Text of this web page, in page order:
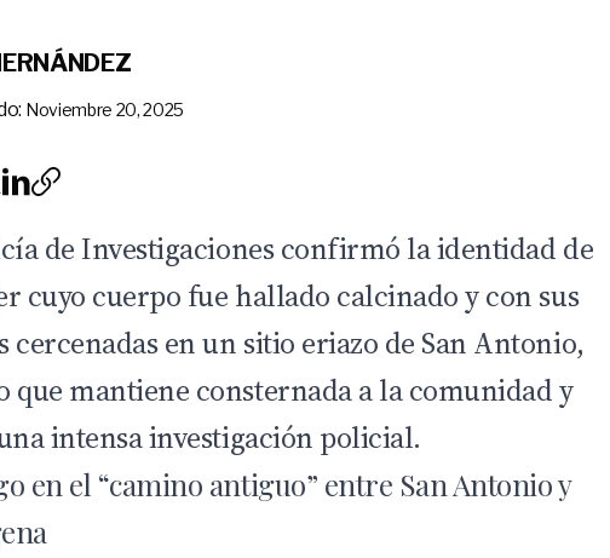
Noviembre 20, 2025
de Investigacionesconfirmó la identidad de
cuyo cuerpo fue hallado calcinado y con sus
cercenadas en un sitio eriazo de San Antonio,
que mantiene consternada a la comunidad y
intensa investigación policial.
en el “camino antiguo” entre San Antonio y